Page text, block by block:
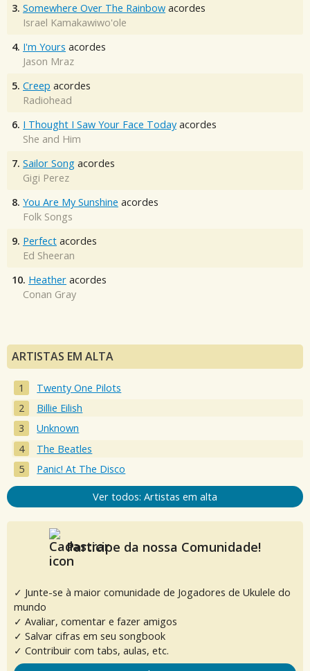
3. Somewhere Over The Rainbow acordes
Israel Kamakawiwo'ole
4. I'm Yours acordes
Jason Mraz
5. Creep acordes
Radiohead
6. I Thought I Saw Your Face Today acordes
She and Him
7. Sailor Song acordes
Gigi Perez
8. You Are My Sunshine acordes
Folk Songs
9. Perfect acordes
Ed Sheeran
10. Heather acordes
Conan Gray
ARTISTAS EM ALTA
Twenty One Pilots
Billie Eilish
Unknown
The Beatles
Panic! At The Disco
Ver todos: Artistas em alta
Participe da nossa Comunidade!
✓ Junte-se à maior comunidade de Jogadores de Ukulele do
mundo
✓ Avaliar, comentar e fazer amigos
✓ Salvar cifras em seu songbook
✓ Contribuir com tabs, aulas, etc.